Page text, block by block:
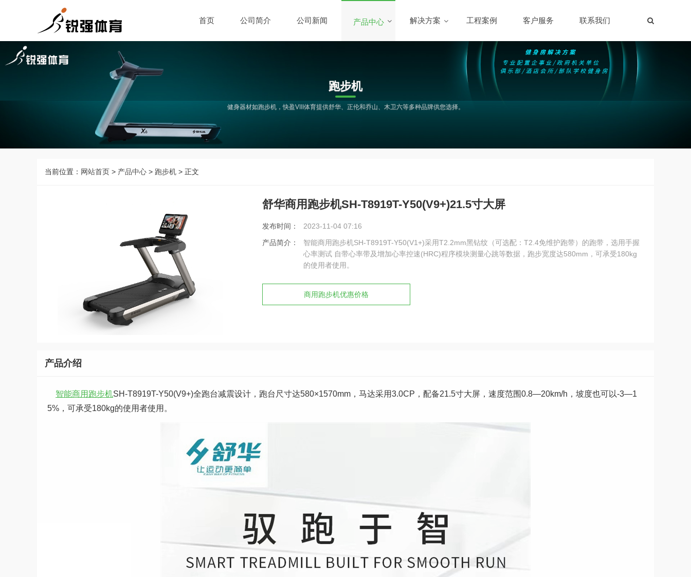
首页 公司简介 公司新闻 产品中心 解决方案 工程案例 客户服务 联系我们
跑步机
健身器材如跑步机，快盈VIII体育提供舒华、正伦和乔山、木卫六等多种品牌供您选择。
当前位置： 网站首页 > 产品中心 > 跑步机 > 正文
舒华商用跑步机SH-T8919T-Y50(V9+)21.5寸大屏
发布时间：
2023-11-04 07:16
产品简介：
智能商用跑步机SH-T8919T-Y50(V1+)采用T2.2mm黑钻纹（可选配：T2.4免维护跑带）的跑带，选用手握
心率测试 自带心率带及增加心率控速(HRC)程序模块测量心跳等数据，跑步宽度达580mm，可承受180kg
的使用者使用。
商用跑步机优惠价格
产品介绍
智能商用跑步机SH-T8919T-Y50(V9+)全跑台减震设计，跑台尺寸达580×1570mm，马达采用3.0CP，配备21.5寸大屏，速度范围0.8—20km/h，坡度也可以-3—1
5%，可承受180kg的使用者使用。